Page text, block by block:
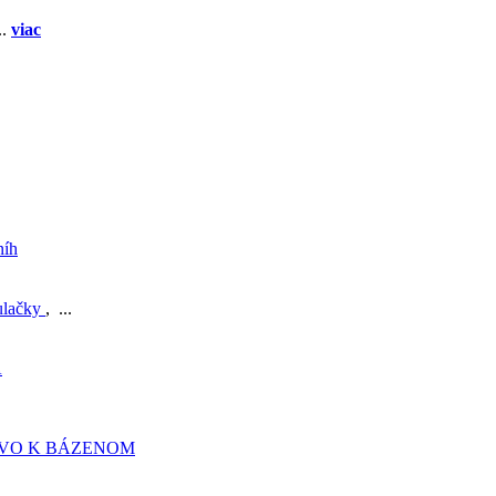
viac
, ...
K BÁZENOM